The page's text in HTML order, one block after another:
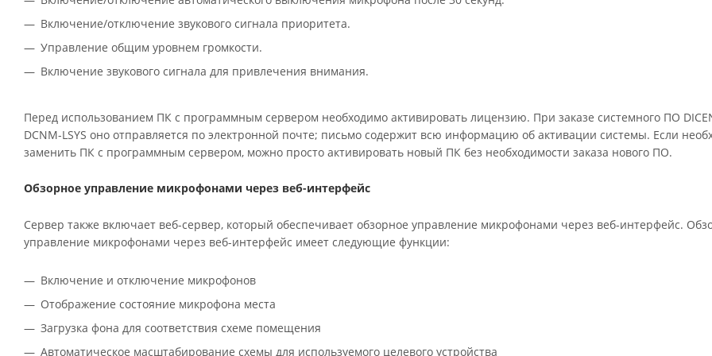
Включение/отключение звукового сигнала приоритета.
Управление общим уровнем громкости.
Включение звукового сигнала для привлечения внимания.
Перед использованием ПК с программным сервером необходимо активировать лицензию. При заказе системного ПО
DCNM-LSYS оно отправляется по электронной почте; письмо содержит всю информацию об активации системы. Если
заменить ПК с программным сервером, можно просто активировать новый ПК без необходимости заказа нового ПО.
Обзорное управление микрофонами через веб-интерфейс
Сервер также включает веб-сервер, который обеспечивает обзорное управление микрофонами через веб-интерфейс.
управление микрофонами через веб-интерфейс имеет следующие функции:
Включение и отключение микрофонов
Отображение состояние микрофона места
Загрузка фона для соответствия схеме помещения
Автоматическое масштабирование схемы для используемого целевого устройства